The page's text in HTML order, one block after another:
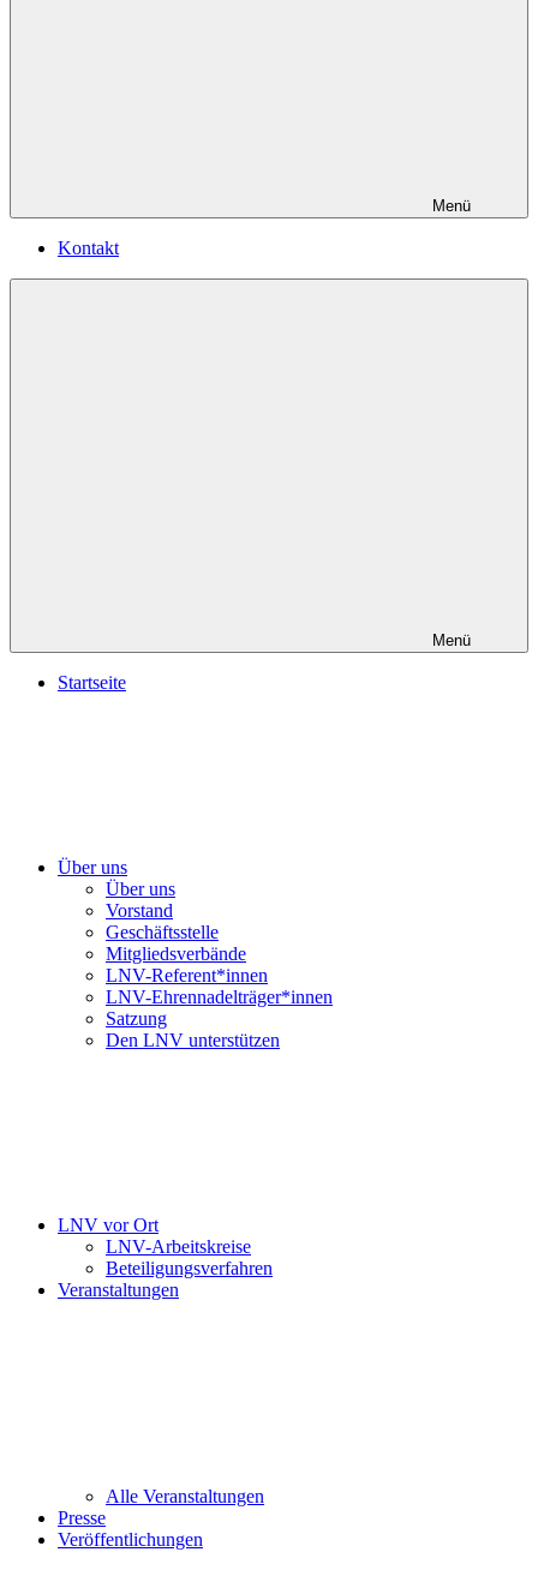
Menü
Kontakt
Menü
Startseite
Über uns
Über uns
Vorstand
Geschäftsstelle
Mitgliedsverbände
LNV-Referent*innen
LNV-Ehrennadelträger*innen
Satzung
Den LNV unterstützen
LNV vor Ort
LNV-Arbeitskreise
Beteiligungsverfahren
Veranstaltungen
Alle Veranstaltungen
Presse
Veröffentlichungen